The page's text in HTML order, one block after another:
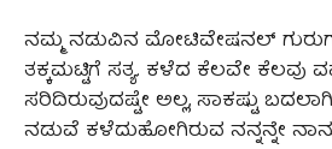
ನಮ್ಮ ನಡುವಿನ ಮೋಟಿವೇಷನಲ್
ತಕ್ಕಮಟ್ಟಿಗೆ ಸತ್ಯ. ಕಳೆದ ಕೆಲವೇ ಕೆಲವು
ಸರಿದಿರುವುದಷ್ಟೇ ಅಲ್ಲ, ಸಾಕಷ್ಟು
ನಡುವೆ ಕಳೆದುಹೋಗಿರುವ ನನ್ನನ್ನೇ ನಾನು